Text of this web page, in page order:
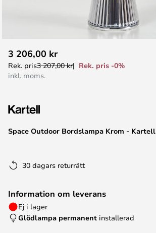
till
början
Space Outdoor Bordslampa Krom - Kartell
3 206,00 kr
Rek. pris3 207,00 kr
Rek. pris -0%
inkl. moms.
30 dagars returrätt
Information om leverans
Ej i lager
Glödlampa permanent installerad